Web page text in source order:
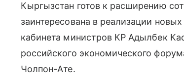
Кыргызстан готов к расширению
заинтересована в реализации
кабинета министров КР Адылбек
российского экономического
Чолпон-Ате.